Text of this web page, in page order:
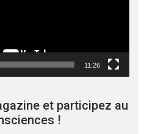
11:26
et participez au
!